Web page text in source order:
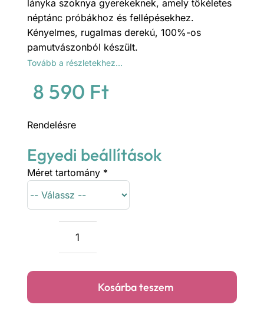
lányka szoknya gyerekeknek, amely tökéletes
néptánc próbákhoz és fellépésekhez.
Kényelmes, rugalmas derekú, 100%-os
pamutvászonból készült.
Tovább a részletekhez…
8 590 Ft
Rendelésre
Egyedi beállítások
Méret tartomány *
Fekete
lánykaKosárba teszem